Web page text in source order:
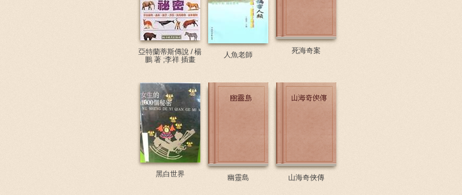
亞特蘭蒂斯傳說 / 楊
鵬 著 ;李祥 插畫
人魚老師 死海奇案
黑白世界 幽靈島 山海奇俠傳